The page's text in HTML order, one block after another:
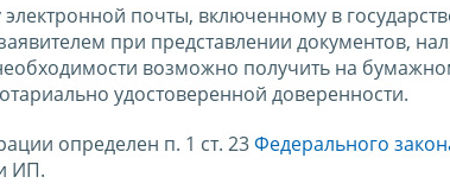
почты, включенному в
при представлении документов,
возможно получить на
удостоверенной доверенности.
определен п. 1 ст. 23Федерального
ИП.